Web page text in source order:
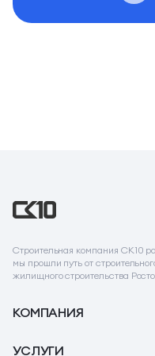
Строительная компания СК10
мы прошли путь от
жилищного строительства
КОМПАНИЯ
О компании
УСЛУГИ